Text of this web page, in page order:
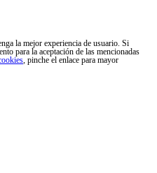
la mejor experiencia de usuario. Si
para la aceptación de las mencionadas
, pinche el enlace para mayor